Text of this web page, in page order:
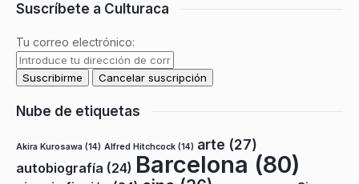
Suscríbete a Culturaca
Tu correo electrónico:
Nube de etiquetas
Akira Kurosawa (14) Alfred Hitchcock (14) arte (27)
autobiografía (24) Barcelona (80)